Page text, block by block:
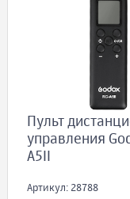
Пульт
управления
A5II
Артикул: 28788